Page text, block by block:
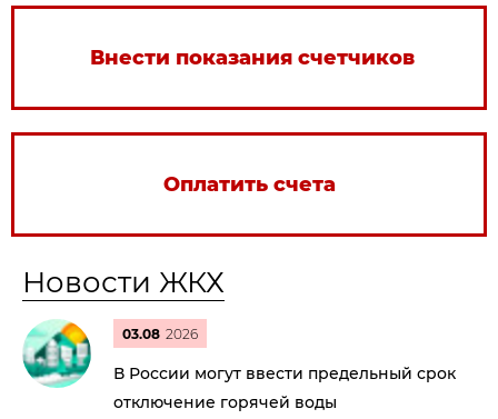
Внести показания счетчиков
Оплатить счета
Новости ЖКХ
03.08 2026
В России могут ввести предельный срок
отключение горячей воды